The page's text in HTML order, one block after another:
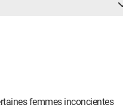
femmes inconcientes